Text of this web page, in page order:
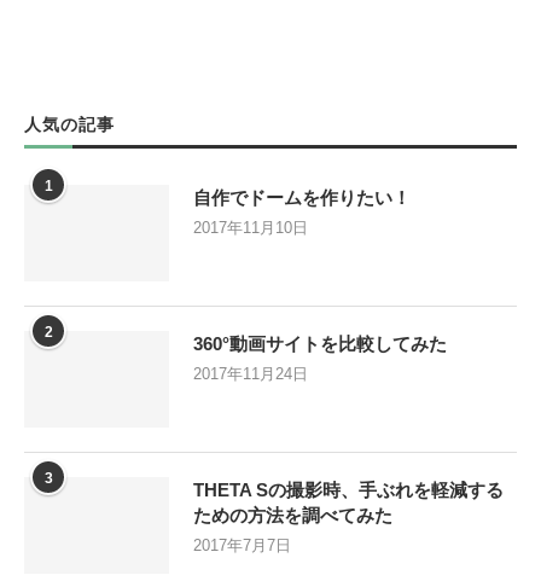
人気の記事
1
自作でドームを作りたい！
2017年11月10日
2
360°動画サイトを比較してみた
2017年11月24日
3
THETA Sの撮影時、手ぶれを軽減する
ための方法を調べてみた
2017年7月7日